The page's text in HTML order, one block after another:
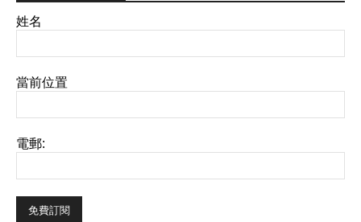
姓名
當前位置
電郵: